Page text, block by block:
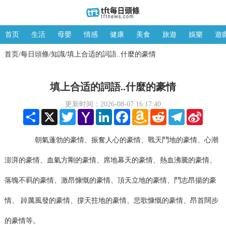
首页 生活 母嬰 情感 健康 美食 旅遊 娛樂 遊
首页/每日頭條/知識/填上合适的詞語..什麼的豪情
填上合适的詞語..什麼的豪情
更新时间：2026-08-07 16:17:40
Share X TwitterYahoo
Mail
LinkedInFacebookAmazon
Wish
RedditTelegramSina
朝氣蓬勃的豪情、振奮人心的豪情、戰天鬥地的豪情、心潮
澎湃的豪情、血氣方剛的豪情、席地幕天的豪情、熱血沸騰的豪情、
落魄不羁的豪情、激昂慷慨的豪情、頂天立地的豪情、鬥志昂揚的豪
情、 踔厲風發的豪情、撐天拄地的豪情、悲歌慷慨的豪情、昂首闊步
的豪情等。